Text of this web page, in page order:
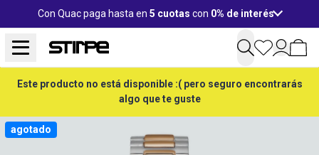
Con Quac paga hasta en 5 cuotas con 0% de interés
Este producto no está disponible :( pero seguro encontrarás
algo que te guste
agotado